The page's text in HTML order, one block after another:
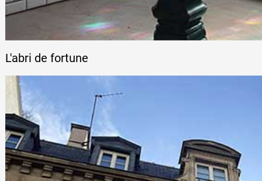
L'abri de fortune